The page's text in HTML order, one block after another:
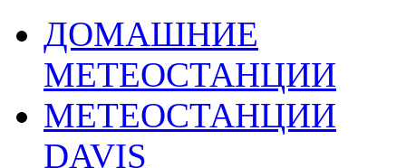
ДОМАШНИЕ
МЕТЕОСТАНЦИИ
МЕТЕОСТАНЦИИ
DAVIS